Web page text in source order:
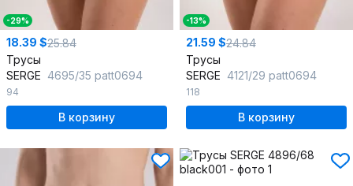
-29%
18.39 $25.84
Трусы
SERGE 4695/35 patt0694
94
В корзину
-13%
21.59 $24.84
Трусы
SERGE 4121/29 patt0694
118
В корзину